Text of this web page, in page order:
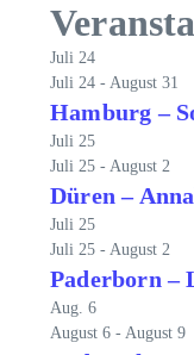
Juli 24
Juli 24 - August 31
Hamburg –
Juli 25
Juli 25 - August 2
Düren –
Juli 25
Juli 25 - August 2
Paderborn –
Aug. 6
August 6 - August 9